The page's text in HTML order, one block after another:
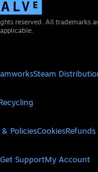
reserved. All trademarks
Steam
PoliciesCookiesRefunds
Get SupportMy Account